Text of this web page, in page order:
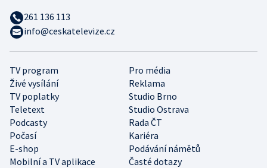
TV program
Pro média
Živé vysílání
Reklama
TV poplatky
Studio Brno
Teletext
Studio Ostrava
Podcasty
Rada ČT
Počasí
Kariéra
E-shop
Podávání námětů
Mobilní a TV aplikace
Časté dotazy
261 136 113
info@ceskatelevize.cz